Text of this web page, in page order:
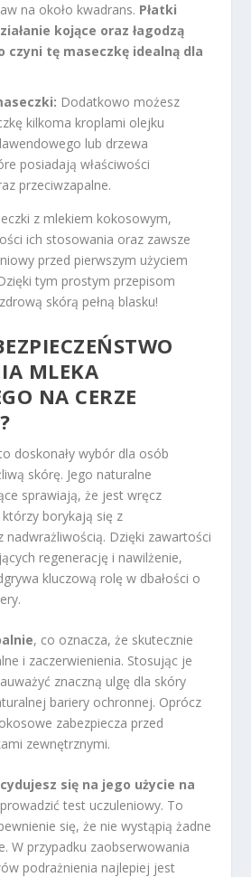
na około kwadrans. Płatki
kojące oraz łagodzą
czyni tę maseczkę idealną dla
Dodatkowo możesz
kilkoma kroplami olejku
lub drzewa
posiadają właściwości
przeciwzapalne.
z mlekiem kokosowym,
ich stosowania oraz zawsze
przed pierwszym użyciem
tym prostym przepisom
skórą pełną blasku!
MLEKA
NA CERZE
doskonały wybór dla osób
skórę. Jego naturalne
sprawiają, że jest wręcz
borykają się z
nadwrażliwością. Dzięki zawartości
regenerację i nawilżenie,
kluczową rolę w dbałości o
, co oznacza, że skutecznie
i zaczerwienienia. Stosując je
znaczną ulgę dla skóry
bariery ochronnej. Oprócz
zabezpiecza przed
zewnętrznymi.
się na jego użycie na
test uczuleniowy. To
się, że nie wystąpią żadne
W przypadku zaobserwowania
podrażnienia najlepiej jest